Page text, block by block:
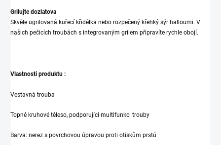
Grilujte dozlatova
Skvěle ugrilovaná kuřecí křidélka nebo rozpečený křehký sýr halloumi. V
našich pečicích troubách s integrovaným grilem připravíte rychle obojí.
Vlastnosti produktu :
Vestavná trouba
Topné kruhové těleso, podporující multifunkci trouby
Barva: nerez s povrchovou úpravou proti otiskům prstů